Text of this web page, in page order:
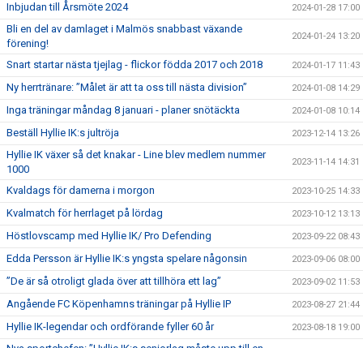
Inbjudan till Årsmöte 2024 2024-01-28 17:00
Bli en del av damlaget i Malmös snabbast växande
förening!
2024-01-24 13:20
Snart startar nästa tjejlag - flickor födda 2017 och 2018 2024-01-17 11:43
Ny herrtränare: ”Målet är att ta oss till nästa division” 2024-01-08 14:29
Inga träningar måndag 8 januari - planer snötäckta 2024-01-08 10:14
Beställ Hyllie IK:s jultröja 2023-12-14 13:26
Hyllie IK växer så det knakar - Line blev medlem nummer
1000
2023-11-14 14:31
Kvaldags för damerna i morgon 2023-10-25 14:33
Kvalmatch för herrlaget på lördag 2023-10-12 13:13
Höstlovscamp med Hyllie IK/ Pro Defending 2023-09-22 08:43
Edda Persson är Hyllie IK:s yngsta spelare någonsin 2023-09-06 08:00
”De är så otroligt glada över att tillhöra ett lag” 2023-09-02 11:53
Angående FC Köpenhamns träningar på Hyllie IP 2023-08-27 21:44
Hyllie IK-legendar och ordförande fyller 60 år 2023-08-18 19:00